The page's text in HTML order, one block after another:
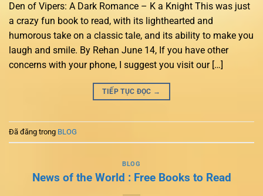
Den of Vipers: A Dark Romance – K a Knight This was just
a crazy fun book to read, with its lighthearted and
humorous take on a classic tale, and its ability to make you
laugh and smile. By Rehan June 14, If you have other
concerns with your phone, I suggest you visit our […]
TIẾP TỤC ĐỌC →
Đã đăng trong BLOG
BLOG
News of the World : Free Books to Read